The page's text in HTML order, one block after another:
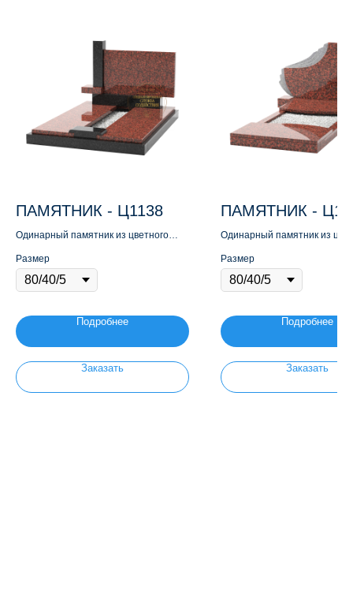
ПАМЯТНИК - Ц1138
Одинарный памятник из цветного
Размер
Подробнее
Заказать
ПАМЯТНИК -
Одинарный памятник из
Размер
Подробнее
Заказать